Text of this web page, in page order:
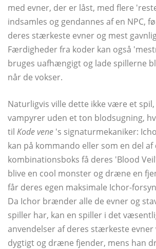
med evner, der er låst, med flere
indsamles og gendannes af en NPC,
deres stærkeste evner og mest
Færdigheder fra koder kan også
bruges uafhængigt og lade spillerne
når de vokser.
Naturligvis ville dette ikke være et
vampyrer uden et ton blodsugning,
til Kode vene 's signaturmekaniker:
kan på kommando eller som en del af
kombinationsboks få deres 'Blood
blive en cool monster og dræne en
får deres egen maksimale Ichor-
Da Ichor brænder alle de evner og
spiller har, kan en spiller i det
anvendelser af deres stærkeste evner
dygtigt og dræne fjender, mens han